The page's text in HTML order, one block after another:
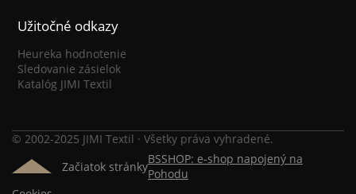
Užitočné odkazy
Heureka hodnotenie
Sledovanie zásielok
Katalóg JIMI Textil
© 2002-2025 JIMI Textil · Všetky práva vyhradené.
Začiatok stránkyBSSHOP: e-shop napojený na
Pohodu